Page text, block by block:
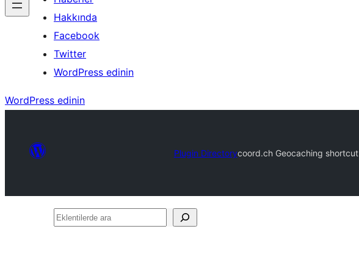
Hakkında
Facebook
Twitter
WordPress edinin
WordPress edinin
Plugin Directorycoord.ch Geocaching shortcut
Eklentilerde